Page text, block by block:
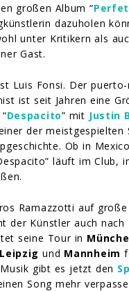
großen Album “
dazuholen
unter Kritikern als
Gast.
Luis Fonsi. Der
ist seit Jahren eine
Despacito” mit Justin
der meistgespielten
Ob in
läuft im Club,
Ramazzotti auf
der Künstler auch nach
seine Tour in
Leipzig und Mannheim
gibt es jetzt den
Song mehr